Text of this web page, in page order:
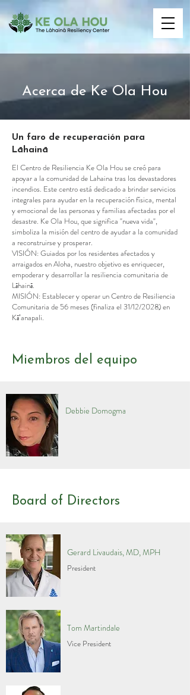
Acerca de Ke Ola Hou
Un faro de recuperación para
Lāhainā
El Centro de Resiliencia Ke Ola Hou se creó para
apoyar a la comunidad de Lahaina tras los devastadores
incendios. Este centro está dedicado a brindar servicios
integrales para ayudar en la recuperación física, mental
y emocional de las personas y familias afectadas por el
desastre. Ke Ola Hou, que significa "nueva vida",
simboliza la misión del centro de ayudar a la comunidad
a reconstruirse y prosperar.
VISIÓN: Guiados por los residentes afectados y
arraigados en Aloha, nuestro objetivo es enriquecer,
empoderar y desarrollar la resiliencia comunitaria de
Lāhainā.
MISIÓN: Establecer y operar un Centro de Resiliencia
Comunitaria de 56 meses (finaliza el 31/12/2028) en
Kāʻanapali.
Miembros del equipo
Debbie Domogma
Board of Directors
Gerard Livaudais, MD, MPH
President
Tom Martindale
Vice President